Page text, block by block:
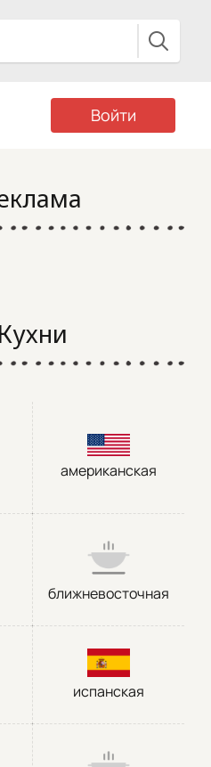
Войти
Кухни
американская
ближневосточная
испанская